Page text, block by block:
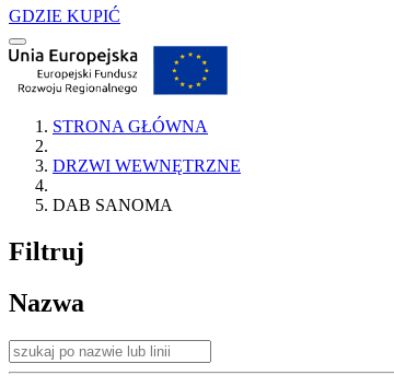
GDZIE KUPIĆ
STRONA GŁÓWNA
DRZWI WEWNĘTRZNE
DAB SANOMA
Filtruj
Nazwa